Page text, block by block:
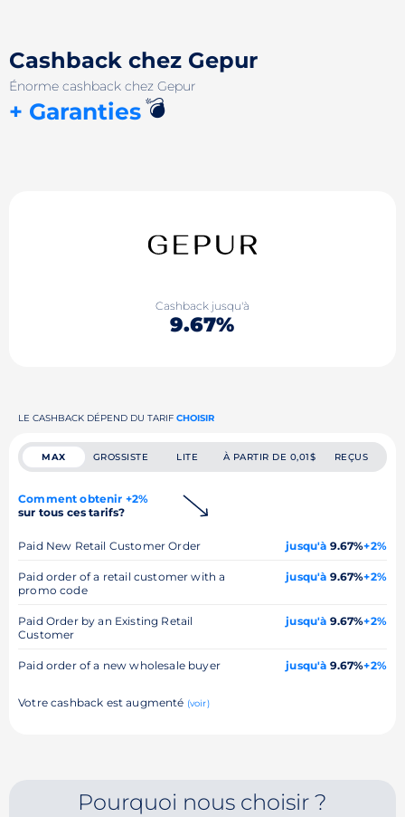
Cashback chez Gepur
Énorme cashback chez Gepur
+ Garanties💣
Cashback jusqu'à
9.67%
LE CASHBACK DÉPEND DU TARIF CHOISIR
MAX GROSSISTE LITE À PARTIR DE 0,01$ REÇUS
Comment obtenir +2%
sur tous ces tarifs?
Paid New Retail Customer Order jusqu'à 9.67%+2%
Paid order of a retail customer with a
promo code
jusqu'à 9.67%+2%
Paid Order by an Existing Retail
Customer
jusqu'à 9.67%+2%
Paid order of a new wholesale buyer jusqu'à 9.67%+2%
Votre cashback est augmenté (voir)
Pourquoi nous choisir ?